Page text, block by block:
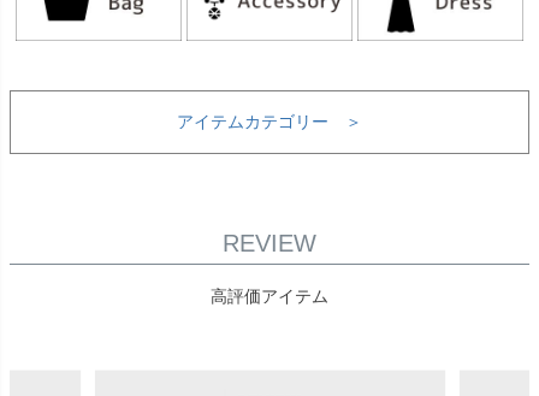
アイテムカテゴリー ＞
REVIEW
高評価アイテム